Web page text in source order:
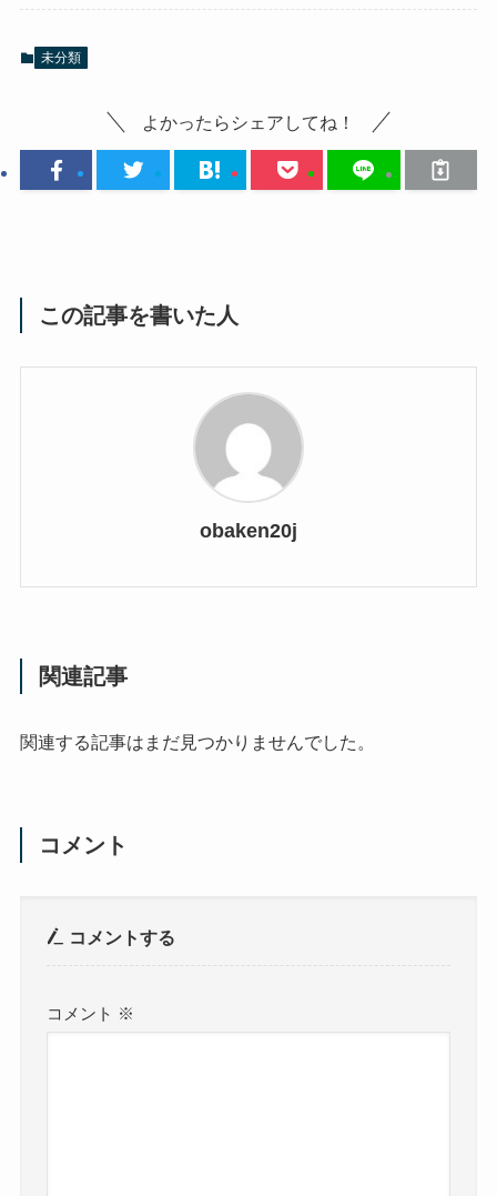
未分類
よかったらシェアしてね！
この記事を書いた人
obaken20j
関連記事
関連する記事はまだ見つかりませんでした。
コメント
コメントする
コメント ※